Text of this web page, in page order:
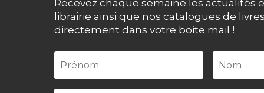
Recevez chaque semaine les actualités
librairie ainsi que nos catalogues de
directement dans votre boite mail !